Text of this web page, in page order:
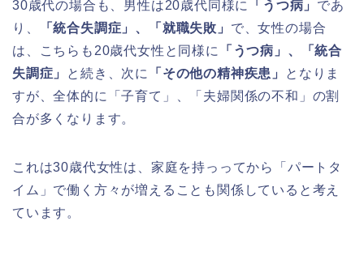
30歳代の場合も、男性は20歳代同様に 「うつ病」 であ
り、
「統合失調症」、「就職失敗」 で、女性の場合
は、こちらも20歳代女性と同様に
「うつ病」、「統合
失調症」
と続き、次に 「その他の精神疾患」
となりま
すが、全体的に「子育て」、「夫婦関係の不和」の割
合が多くなります。
これは30歳代女性は、家庭を持っってから「パートタ
イム」で働く方々が増えることも関係していると考え
ています。